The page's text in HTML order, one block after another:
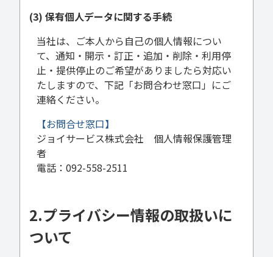
(3) 保有個人データに関する手続
当社は、ご本人から自己の個人情報につい
て、通知・開示・訂正・追加・削除・利用停
止・提供停止のご希望がありましたら対応い
たしますので、下記「お問合わせ窓口」にご
連絡ください。
【お問合せ窓口】
ジョイサービス株式会社 個人情報保護管理
者
電話：092-558-2511
2.プライバシー情報の取扱いに
ついて